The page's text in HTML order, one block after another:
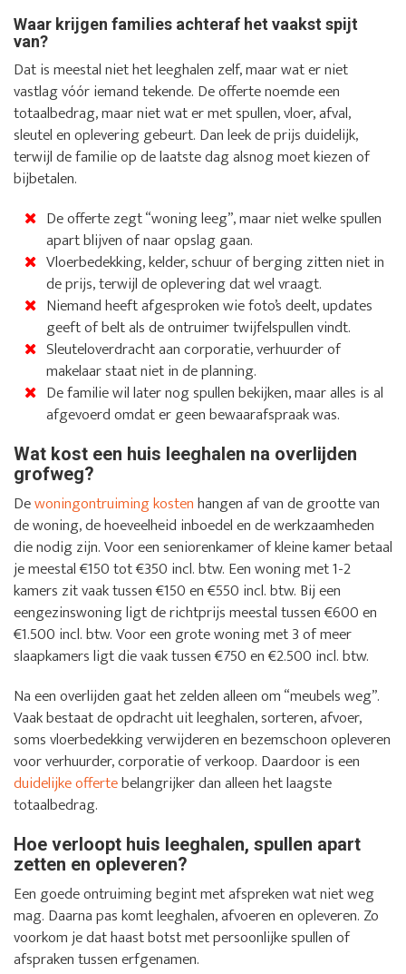
Waar krijgen families achteraf het vaakst spijt
van?
Dat is meestal niet het leeghalen zelf, maar wat er niet
vastlag vóór iemand tekende. De offerte noemde een
totaalbedrag, maar niet wat er met spullen, vloer, afval,
sleutel en oplevering gebeurt. Dan leek de prijs duidelijk,
terwijl de familie op de laatste dag alsnog moet kiezen of
bijbetalen.
De offerte zegt “woning leeg”, maar niet welke spullen
apart blijven of naar opslag gaan.
Vloerbedekking, kelder, schuur of berging zitten niet in
de prijs, terwijl de oplevering dat wel vraagt.
Niemand heeft afgesproken wie foto’s deelt, updates
geeft of belt als de ontruimer twijfelspullen vindt.
Sleuteloverdracht aan corporatie, verhuurder of
makelaar staat niet in de planning.
De familie wil later nog spullen bekijken, maar alles is al
afgevoerd omdat er geen bewaarafspraak was.
Wat kost een huis leeghalen na overlijden
grofweg?
Dewoningontruiming kostenhangen af van de grootte van
de woning, de hoeveelheid inboedel en de werkzaamheden
die nodig zijn. Voor een seniorenkamer of kleine kamer betaal
je meestal €150 tot €350 incl. btw. Een woning met 1-2
kamers zit vaak tussen €150 en €550 incl. btw. Bij een
eengezinswoning ligt de richtprijs meestal tussen €600 en
€1.500 incl. btw. Voor een grote woning met 3 of meer
slaapkamers ligt die vaak tussen €750 en €2.500 incl. btw.
Na een overlijden gaat het zelden alleen om “meubels weg”.
Vaak bestaat de opdracht uit leeghalen, sorteren, afvoer,
soms vloerbedekking verwijderen en bezemschoon opleveren
voor verhuurder, corporatie of verkoop. Daardoor is een
duidelijke offertebelangrijker dan alleen het laagste
totaalbedrag.
Hoe verloopt huis leeghalen, spullen apart
zetten en opleveren?
Een goede ontruiming begint met afspreken wat niet weg
mag. Daarna pas komt leeghalen, afvoeren en opleveren. Zo
voorkom je dat haast botst met persoonlijke spullen of
afspraken tussen erfgenamen.